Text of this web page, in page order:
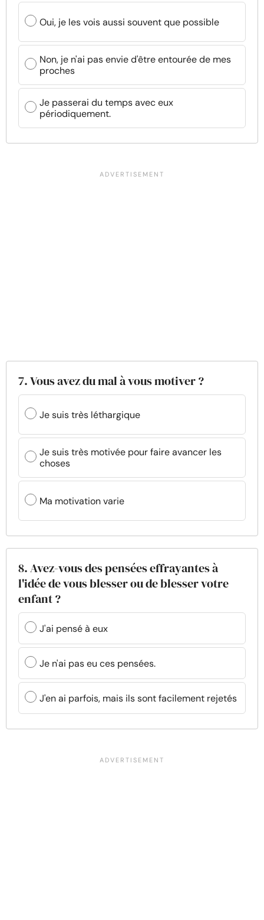
Oui, je les vois aussi souvent que possible
Non, je n'ai pas envie d'être entourée de mes
proches
Je passerai du temps avec eux
périodiquement.
7. Vous avez du mal à vous motiver ?
Je suis très léthargique
Je suis très motivée pour faire avancer les
choses
Ma motivation varie
8. Avez-vous des pensées effrayantes à
l'idée de vous blesser ou de blesser votre
enfant ?
J'ai pensé à eux
Je n'ai pas eu ces pensées.
J'en ai parfois, mais ils sont facilement rejetés